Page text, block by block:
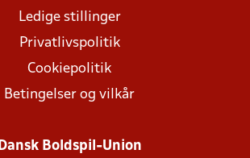
Ledige stillinger
Privatlivspolitik
Cookiepolitik
Betingelser og vilkår
Dansk Boldspil-Union